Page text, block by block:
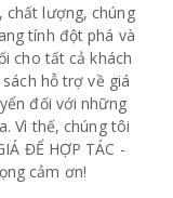
chất lượng, chúng
tính đột phá và
cho tất cả khách
hỗ trợ về giá
đối với những
Vì thế, chúng tôi
ĐỂ HỢP TÁC -
cảm ơn!